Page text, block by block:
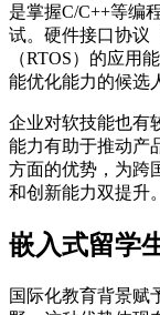
是掌握C/C++等编
试。硬件接口协议
（RTOS）的应用
能优化能力的候选
企业对软技能也有
能力有助于推动产
方面的优势，为跨
和创新能力双提升。
嵌入式留学
国际化教育背景赋